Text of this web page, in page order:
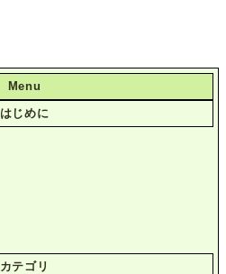
Menu
はじめに
カテゴリ